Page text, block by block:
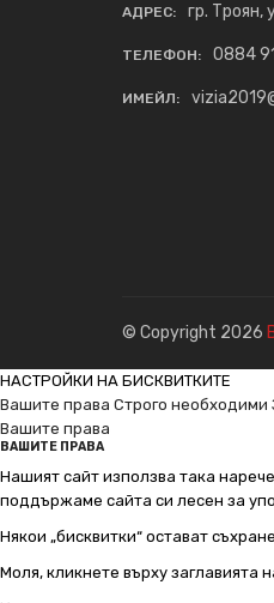
АДРЕС: гр. Троян,
ТЕЛЕФОН: 0884
ИМЕЙЛ:
© Copyright 2026
НАСТРОЙКИ НА БИСКВИТКИТЕ
Вашите права Строго необходими
Вашите права
ВАШИТЕ ПРАВА
Нашият сайт използва така
поддържаме сайта си лесен за
Някои „бисквитки“ остават
Моля, кликнете върху заглавията